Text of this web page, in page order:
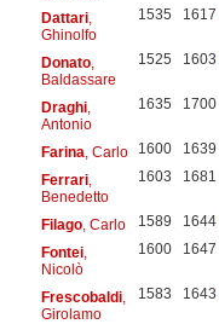
Dattari,
Ghinolfo
1535 1617
Donato,
Baldassare
1525 1603
Draghi,
Antonio
1635 1700
Farina , Carlo 1600 1639
Ferrari,
Benedetto
1603 1681
Filago, Carlo 1589 1644
Fontei,
Nicolò
1600 1647
Frescobaldi,
Girolamo
1583 1643